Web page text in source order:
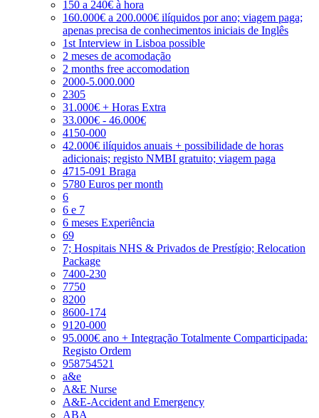
150 a 240€ à hora
160.000€ a 200.000€ ilíquidos por ano; viagem paga;
apenas precisa de conhecimentos iniciais de Inglês
1st Interview in Lisboa possible
2 meses de acomodação
2 months free accomodation
2000-5.000.000
2305
31.000€ + Horas Extra
33.000€ - 46.000€
4150-000
42.000€ ilíquidos anuais + possibilidade de horas
adicionais; registo NMBI gratuito; viagem paga
4715-091 Braga
5780 Euros per month
6
6 e 7
6 meses Experiência
69
7; Hospitais NHS & Privados de Prestígio; Relocation
Package
7400-230
7750
8200
8600-174
9120-000
95.000€ ano + Integração Totalmente Comparticipada:
Registo Ordem
958754521
a&e
A&E Nurse
A&E-Accident and Emergency
ABA